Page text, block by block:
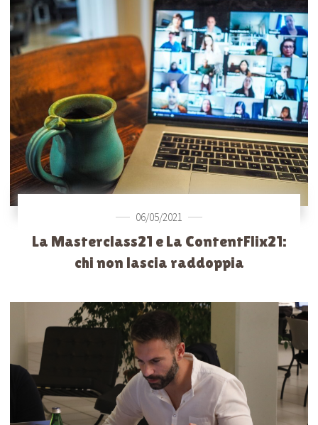
06/05/2021
La Masterclass21 e La ContentFlix21:
chi non lascia raddoppia